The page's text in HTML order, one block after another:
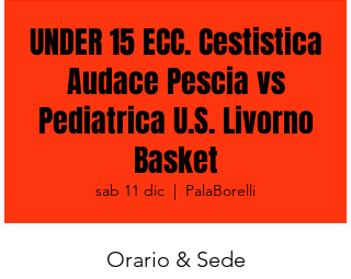
UNDER 15 ECC. Cestistica
Audace Pescia vs
Pediatrica U.S. Livorno
Basket
sab 11 dic
  |
PalaBorelli
Orario & Sede